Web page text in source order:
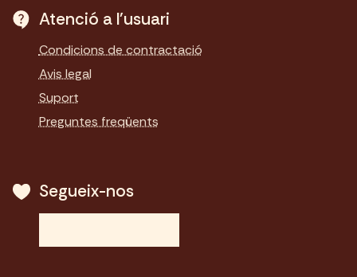
Atenció a l'usuari
Condicions de contractació
Avis legal
Suport
Preguntes freqüents
Segueix-nos